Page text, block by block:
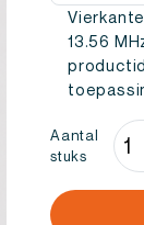
13.56
Aantal
stuks
RFID